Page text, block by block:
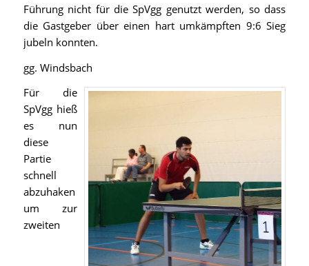
Führung nicht für die SpVgg genutzt werden, so dass
die Gastgeber über einen hart umkämpften 9:6 Sieg
jubeln konnten.
gg. Windsbach
Für die
SpVgg hieß
es nun
diese
Partie
schnell
abzuhaken
um zur
zweiten